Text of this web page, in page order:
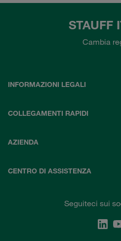
STAUFF
Cambia
INFORMAZIONI LEGALI
COLLEGAMENTI RAPIDI
AZIENDA
CENTRO DI ASSISTENZA
Seguiteci sui